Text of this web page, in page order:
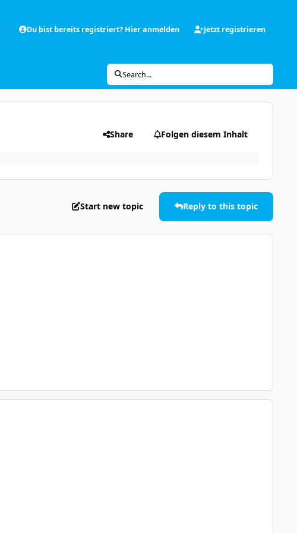
Du bist bereits registriert? Hier anmelden Jetzt registrieren
Search...
Share Folgen diesem Inhalt
Start new topic Reply to this topic